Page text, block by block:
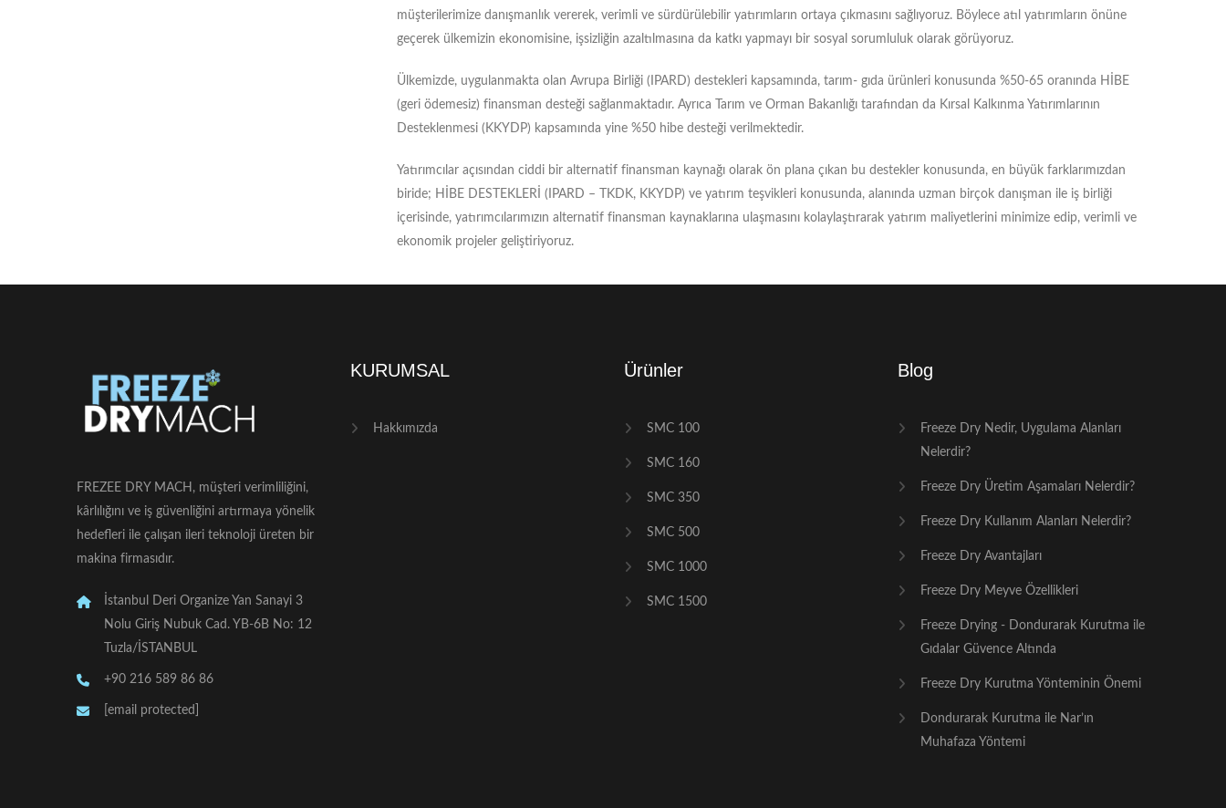
müşterilerimize danışmanlık vererek, verimli ve sürdürülebilir yatırımların ortaya çıkmasını sağlıyoruz. Böylece atıl yatırımların önüne
geçerek ülkemizin ekonomisine, işsizliğin azaltılmasına da katkı yapmayı bir sosyal sorumluluk olarak görüyoruz.
Ülkemizde, uygulanmakta olan Avrupa Birliği (IPARD) destekleri kapsamında, tarım- gıda ürünleri konusunda %50-65 oranında HİBE
(geri ödemesiz) finansman desteği sağlanmaktadır. Ayrıca Tarım ve Orman Bakanlığı tarafından da Kırsal Kalkınma Yatırımlarının
Desteklenmesi (KKYDP) kapsamında yine %50 hibe desteği verilmektedir.
Yatırımcılar açısından ciddi bir alternatif finansman kaynağı olarak ön plana çıkan bu destekler konusunda, en büyük farklarımızdan
biride; HİBE DESTEKLERİ (IPARD – TKDK, KKYDP) ve yatırım teşvikleri konusunda, alanında uzman birçok danışman ile iş birliği
içerisinde, yatırımcılarımızın alternatif finansman kaynaklarına ulaşmasını kolaylaştırarak yatırım maliyetlerini minimize edip, verimli ve
ekonomik projeler geliştiriyoruz.
FREZEE DRY MACH, müşteri verimliliğini,
kârlılığını ve iş güvenliğini artırmaya yönelik
hedefleri ile çalışan ileri teknoloji üreten bir
makina firmasıdır.
İstanbul Deri Organize Yan Sanayi 3
Nolu Giriş Nubuk Cad. YB-6B No: 12
Tuzla/İSTANBUL
+90 216 589 86 86
[email protected]
KURUMSAL
Hakkımızda
Ürünler
SMC 100
SMC 160
SMC 350
SMC 500
SMC 1000
SMC 1500
Blog
Freeze Dry Nedir, Uygulama Alanları
Nelerdir?
Freeze Dry Üretim Aşamaları Nelerdir?
Freeze Dry Kullanım Alanları Nelerdir?
Freeze Dry Avantajları
Freeze Dry Meyve Özellikleri
Freeze Drying - Dondurarak Kurutma ile
Gıdalar Güvence Altında
Freeze Dry Kurutma Yönteminin Önemi
Dondurarak Kurutma ile Nar’ın
Muhafaza Yöntemi